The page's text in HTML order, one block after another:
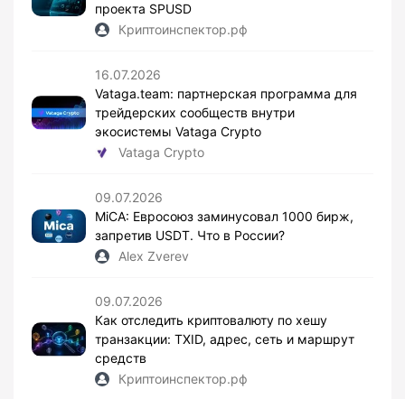
проекта SPUSD
Криптоинспектор.рф
16.07.2026
Vataga.team: партнерская программа для
трейдерских сообществ внутри
экосистемы Vataga Crypto
Vataga Crypto
09.07.2026
MiCA: Евросоюз заминусовал 1000 бирж,
запретив USDT. Что в России?
Alex Zverev
09.07.2026
Как отследить криптовалюту по хешу
транзакции: TXID, адрес, сеть и маршрут
средств
Криптоинспектор.рф